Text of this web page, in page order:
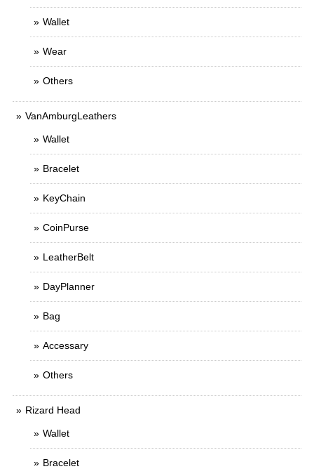
Wallet
Wear
Others
VanAmburgLeathers
Wallet
Bracelet
KeyChain
CoinPurse
LeatherBelt
DayPlanner
Bag
Accessary
Others
Rizard Head
Wallet
Bracelet